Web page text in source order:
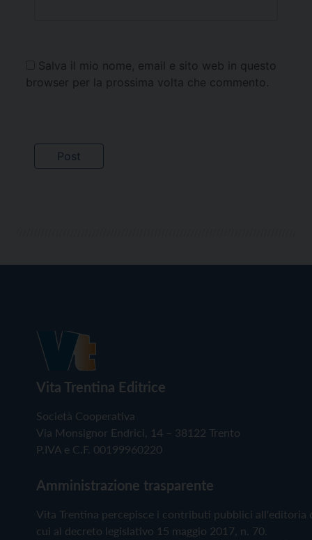
Salva il mio nome, email e sito web in questo
browser per la prossima volta che commento.
Vita Trentina Editrice
Società Cooperativa
Via Monsignor Endrici, 14 – 38122 Trento
P.IVA e C.F. 00199960220
Amministrazione trasparente
Vita Trentina percepisce i contributi pubblici all'editoria
cui al decreto legislativo 15 maggio 2017, n. 70.